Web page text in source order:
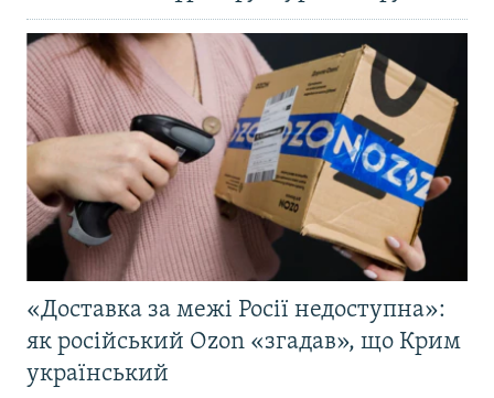
«Доставка за межі Росії недоступна»:
як російський Ozon «згадав», що Крим
український